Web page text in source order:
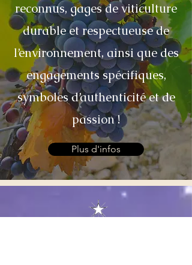
reconnus, gages de viticulture
durable et respectueuse de
l’environnement, ainsi que des
engagements spécifiques,
symboles d’authenticité et de
passion !
Plus d'infos